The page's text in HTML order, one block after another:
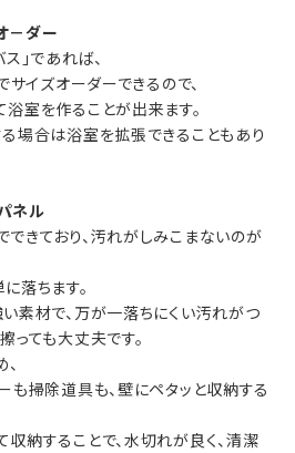
－ダー
」であれば、
イズオーダーできるので、
室を作ることが出来ます。
場合は浴室を拡張できることもあり
ネル
きており、汚れがしみこまないのが
落ちます。
素材で、万が一落ちにくい汚れがつ
っても大丈夫です。
も掃除道具も、壁にペタッと収納する
納することで、水切れが良く、清潔